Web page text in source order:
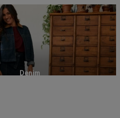
Denim